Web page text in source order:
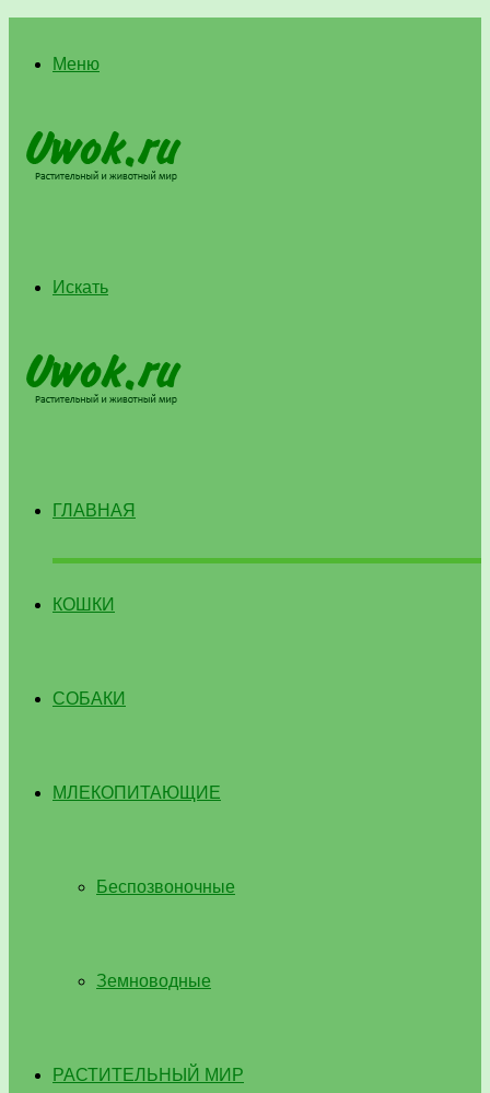
Меню
Искать
ГЛАВНАЯ
КОШКИ
СОБАКИ
МЛЕКОПИТАЮЩИЕ
Беспозвоночные
Земноводные
РАСТИТЕЛЬНЫЙ МИР